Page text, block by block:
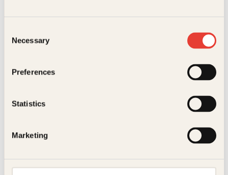
Selection
Necessary
Preferences
Statistics
Marketing
post@kagge.no
Kagge Forlag AS